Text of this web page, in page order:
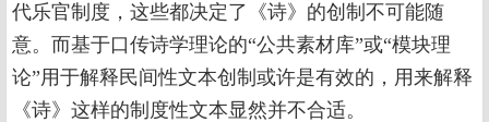
代乐官制度，这些都决定了《诗》的创制不可能随
意。而基于口传诗学理论的“公共素材库”或“模块理
论”用于解释民间性文本创制或许是有效的，用来解释
《诗》这样的制度性文本显然并不合适。